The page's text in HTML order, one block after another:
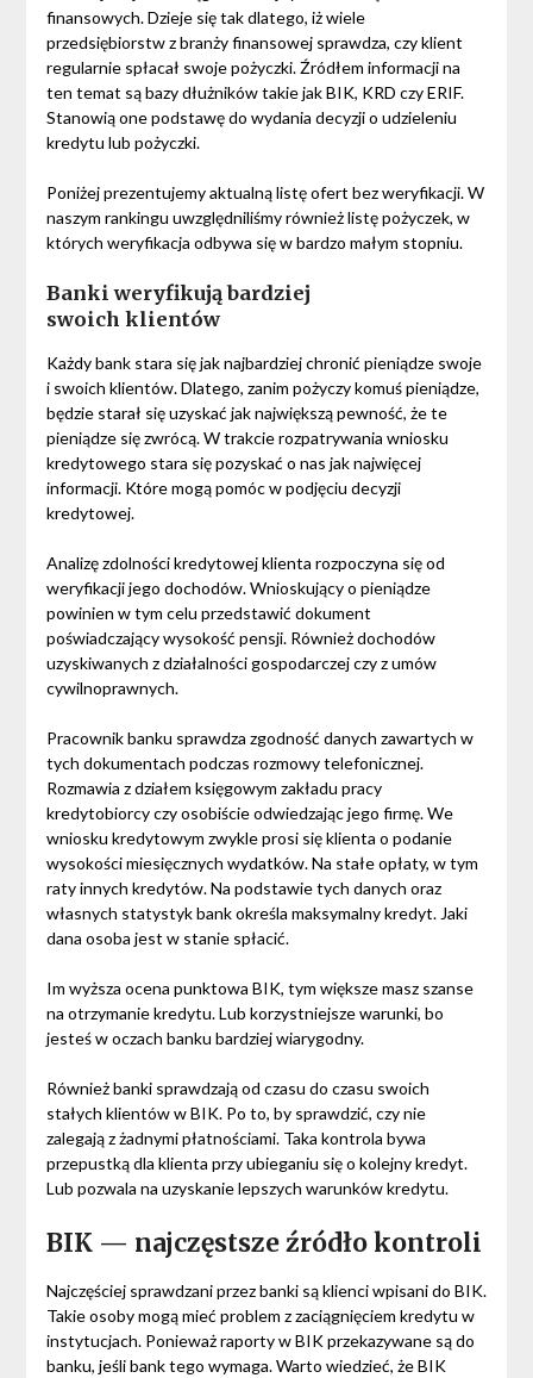
finansowych. Dzieje się tak dlatego, iż wiele
przedsiębiorstw z branży finansowej sprawdza, czy klient
regularnie spłacał swoje pożyczki. Źródłem informacji na
ten temat są bazy dłużników takie jak BIK, KRD czy ERIF.
Stanowią one podstawę do wydania decyzji o udzieleniu
kredytu lub pożyczki.
Poniżej prezentujemy aktualną listę ofert bez weryfikacji. W
naszym rankingu uwzględniliśmy również listę pożyczek, w
których weryfikacja odbywa się w bardzo małym stopniu.
Banki weryfikują bardziej
swoich klientów
Każdy bank stara się jak najbardziej chronić pieniądze swoje
i swoich klientów. Dlatego, zanim pożyczy komuś pieniądze,
będzie starał się uzyskać jak największą pewność, że te
pieniądze się zwrócą. W trakcie rozpatrywania wniosku
kredytowego stara się pozyskać o nas jak najwięcej
informacji. Które mogą pomóc w podjęciu decyzji
kredytowej.
Analizę zdolności kredytowej klienta rozpoczyna się od
weryfikacji jego dochodów. Wnioskujący o pieniądze
powinien w tym celu przedstawić dokument
poświadczający wysokość pensji. Również dochodów
uzyskiwanych z działalności gospodarczej czy z umów
cywilnoprawnych.
Pracownik banku sprawdza zgodność danych zawartych w
tych dokumentach podczas rozmowy telefonicznej.
Rozmawia z działem księgowym zakładu pracy
kredytobiorcy czy osobiście odwiedzając jego firmę. We
wniosku kredytowym zwykle prosi się klienta o podanie
wysokości miesięcznych wydatków. Na stałe opłaty, w tym
raty innych kredytów. Na podstawie tych danych oraz
własnych statystyk bank określa maksymalny kredyt. Jaki
dana osoba jest w stanie spłacić.
Im wyższa ocena punktowa BIK, tym większe masz szanse
na otrzymanie kredytu. Lub korzystniejsze warunki, bo
jesteś w oczach banku bardziej wiarygodny.
Również banki sprawdzają od czasu do czasu swoich
stałych klientów w BIK. Po to, by sprawdzić, czy nie
zalegają z żadnymi płatnościami. Taka kontrola bywa
przepustką dla klienta przy ubieganiu się o kolejny kredyt.
Lub pozwala na uzyskanie lepszych warunków kredytu.
BIK — najczęstsze źródło kontroli
Najczęściej sprawdzani przez banki są klienci wpisani do BIK.
Takie osoby mogą mieć problem z zaciągnięciem kredytu w
instytucjach. Ponieważ raporty w BIK przekazywane są do
banku, jeśli bank tego wymaga. Warto wiedzieć, że BIK